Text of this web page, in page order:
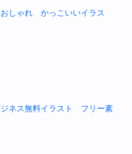
ゃれ かっこいいイラス
ス無料イラスト フリー素